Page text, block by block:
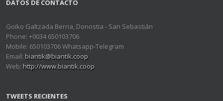
DATOS DE CONTACTO
Goiko Galtzada Berria, Donostia - San Sebastián
Phone: +0034 650103706
Mobile: 650103706 Whatsapp-Telegram
Email: biantik@biantik.coop
Web: http://www.biantik.coop
TWEETS RECIENTES